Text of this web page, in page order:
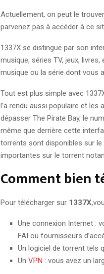
Actuellement, on peut le
parvenez pas à accéder à ce
1337X se distingue par son
musique, séries TV, jeux,
musique ou la série dont vous
Tout est plus simple avec
l’a rendu aussi populaire et les
dépasser The Pirate Bay, le
même que derrière cette
torrents sont disponibles sur
importantes sur le torrent
Comment bien
Pour télécharger sur 1337X
Une connexion Internet :
FAI ou fournisseurs
Un logiciel de torrent tels
Un VPN : vous avez un